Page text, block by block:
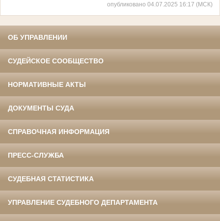
опубликовано 04.07.2025 16:17 (МСК)
ОБ УПРАВЛЕНИИ
СУДЕЙСКОЕ СООБЩЕСТВО
НОРМАТИВНЫЕ АКТЫ
ДОКУМЕНТЫ СУДА
СПРАВОЧНАЯ ИНФОРМАЦИЯ
ПРЕСС-СЛУЖБА
СУДЕБНАЯ СТАТИСТИКА
УПРАВЛЕНИЕ СУДЕБНОГО ДЕПАРТАМЕНТА